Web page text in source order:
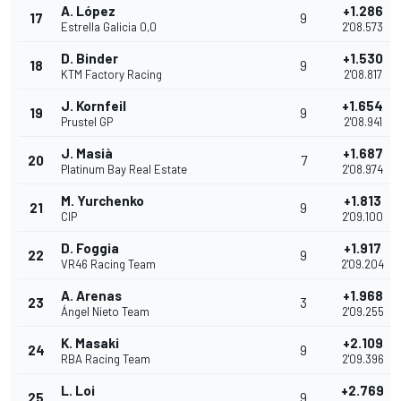
17 A. López
Estrella Galicia 0,0
9 +1.286
2'08.573
18 D. Binder
KTM Factory Racing
9 +1.530
2'08.817
19 J. Kornfeil
Prustel GP
9 +1.654
2'08.941
20 J. Masià
Platinum Bay Real Estate
7 +1.687
2'08.974
21 M. Yurchenko
CIP
9 +1.813
2'09.100
22 D. Foggia
VR46 Racing Team
9 +1.917
2'09.204
23 A. Arenas
Ángel Nieto Team
3 +1.968
2'09.255
24 K. Masaki
RBA Racing Team
9 +2.109
2'09.396
25 L. Loi 9 +2.769